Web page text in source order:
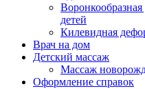
детей
Килевидная
Врач на дом
Детский массаж
Массаж
Оформление справок